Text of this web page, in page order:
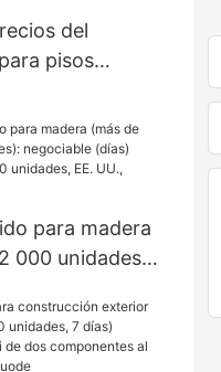
del
pisos
para madera
000 unidades):
EE. UU.,